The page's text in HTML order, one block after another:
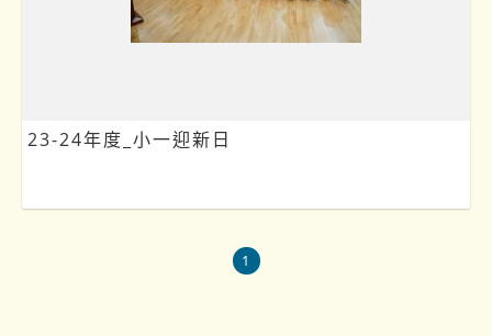
23-24年度_小一迎新日
1